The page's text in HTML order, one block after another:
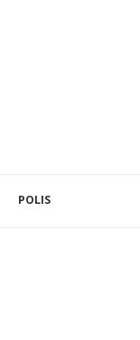
POLIS